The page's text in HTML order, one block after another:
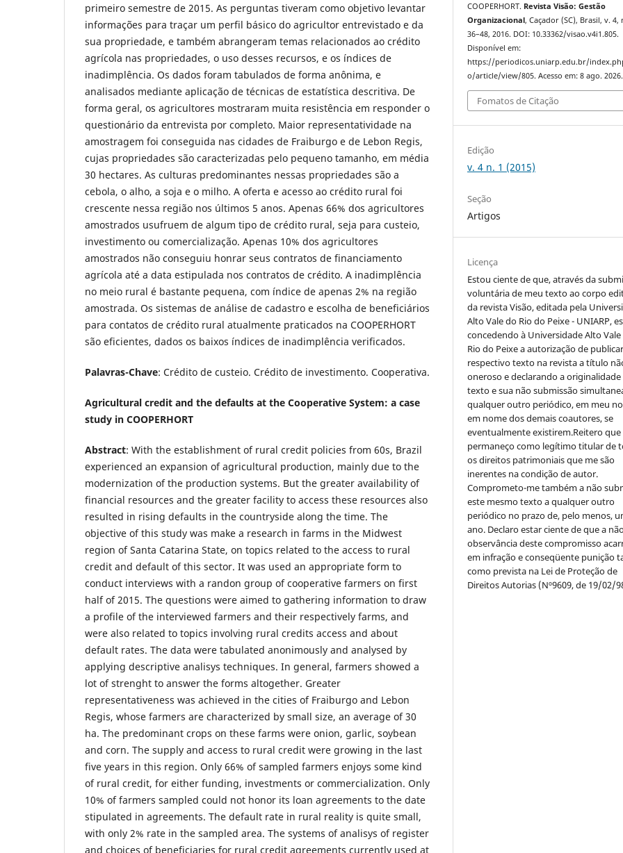
primeiro semestre de 2015. As perguntas tiveram como objetivo levantar
informações para traçar um perfil básico do agricultor entrevistado e da
sua propriedade, e também abrangeram temas relacionados ao crédito
agrícola nas propriedades, o uso desses recursos, e os índices de
inadimplência. Os dados foram tabulados de forma anônima, e
analisados mediante aplicação de técnicas de estatística descritiva. De
forma geral, os agricultores mostraram muita resistência em responder o
questionário da entrevista por completo. Maior representatividade na
amostragem foi conseguida nas cidades de Fraiburgo e de Lebon Regis,
cujas propriedades são caracterizadas pelo pequeno tamanho, em média
30 hectares. As culturas predominantes nessas propriedades são a
cebola, o alho, a soja e o milho. A oferta e acesso ao crédito rural foi
crescente nessa região nos últimos 5 anos. Apenas 66% dos agricultores
amostrados usufruem de algum tipo de crédito rural, seja para custeio,
investimento ou comercialização. Apenas 10% dos agricultores
amostrados não conseguiu honrar seus contratos de financiamento
agrícola até a data estipulada nos contratos de crédito. A inadimplência
no meio rural é bastante pequena, com índice de apenas 2% na região
amostrada. Os sistemas de análise de cadastro e escolha de beneficiários
para contatos de crédito rural atualmente praticados na COOPERHORT
são eficientes, dados os baixos índices de inadimplência verificados.
Palavras-Chave: Crédito de custeio. Crédito de investimento. Cooperativa.
Agricultural credit and the defaults at the Cooperative System: a case
study in COOPERHORT
Abstract: With the establishment of rural credit policies from 60s, Brazil
experienced an expansion of agricultural production, mainly due to the
modernization of the production systems. But the greater availability of
financial resources and the greater facility to access these resources also
resulted in rising defaults in the countryside along the time. The
objective of this study was make a research in farms in the Midwest
region of Santa Catarina State, on topics related to the access to rural
credit and default of this sector. It was used an appropriate form to
conduct interviews with a randon group of cooperative farmers on first
half of 2015. The questions were aimed to gathering information to draw
a profile of the interviewed farmers and their respectively farms, and
were also related to topics involving rural credits access and about
default rates. The data were tabulated anonimously and analysed by
applying descriptive analisys techniques. In general, farmers showed a
lot of strenght to answer the forms altogether. Greater
representativeness was achieved in the cities of Fraiburgo and Lebon
Regis, whose farmers are characterized by small size, an average of 30
ha. The predominant crops on these farms were onion, garlic, soybean
and corn. The supply and access to rural credit were growing in the last
five years in this region. Only 66% of sampled farmers enjoys some kind
of rural credit, for either funding, investments or commercialization. Only
10% of farmers sampled could not honor its loan agreements to the date
stipulated in agreements. The default rate in rural reality is quite small,
with only 2% rate in the sampled area. The systems of analisys of register
and choices of beneficiaries for rural credit agreements currently used at
COOPERHORT. Revista Visão: Gestão
Organizacional, Caçador (SC), Brasil, v. 4,
36–48, 2016. DOI: 10.33362/visao.v4i1.805.
Disponível em:
https://periodicos.uniarp.edu.br/
o/article/view/805. Acesso em: 8 ago. 2026.
Fomatos de Citação
Edição
v. 4 n. 1 (2015)
Seção
Artigos
Licença
Estou ciente de que, através da
voluntária de meu texto ao corpo
da revista Visão, editada pela
Alto Vale do Rio do Peixe - UNIARP,
concedendo à Universidade Alto
Rio do Peixe a autorização de
respectivo texto na revista a título
oneroso e declarando a
texto e sua não submissão
qualquer outro periódico, em meu
em nome dos demais coautores, se
eventualmente existirem.Reitero que
permaneço como legítimo titular de
os direitos patrimoniais que me são
inerentes na condição de autor.
Comprometo-me também a não
este mesmo texto a qualquer outro
periódico no prazo de, pelo menos,
ano. Declaro estar ciente de que a
observância deste compromisso
em infração e conseqüente punição
como prevista na Lei de Proteção de
Direitos Autorias (Nº9609, de 19/02/